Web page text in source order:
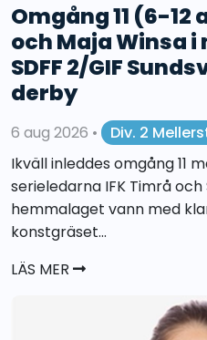
Omgång 11 (6-
och Maja Winsa
SDFF 2/GIF
derby
6 aug 2026 •
Div. 2
Ikväll inleddes omgång 11
serieledarna IFK Timrå och
hemmalaget vann med
konstgräset...
LÄS MER